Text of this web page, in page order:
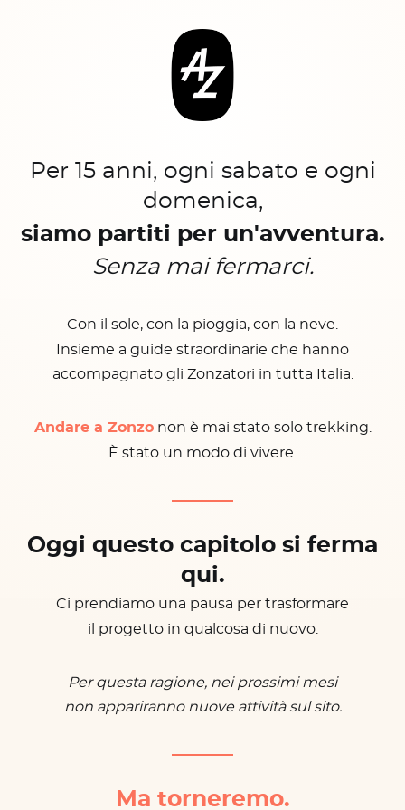
Per 15 anni, ogni sabato e ogni
domenica,
siamo partiti per un'avventura.
Senza mai fermarci.
Con il sole, con la pioggia, con la neve.
Insieme a guide straordinarie che hanno
accompagnato gli Zonzatori in tutta Italia.
Andare a Zonzonon è mai stato solo trekking.
È stato un modo di vivere.
Oggi questo capitolo si ferma
qui.
Ci prendiamo una pausa per trasformare
il progetto in qualcosa di nuovo.
Per questa ragione, nei prossimi mesi
non appariranno nuove attività sul sito.
Ma torneremo.